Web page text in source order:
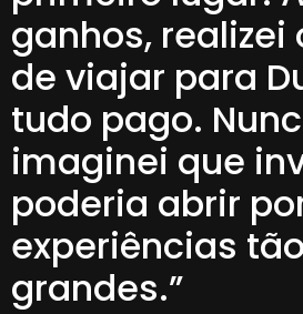
ganhos, realizei
de viajar para
tudo pago.
imaginei que
poderia abrir
experiências tão
grandes.”